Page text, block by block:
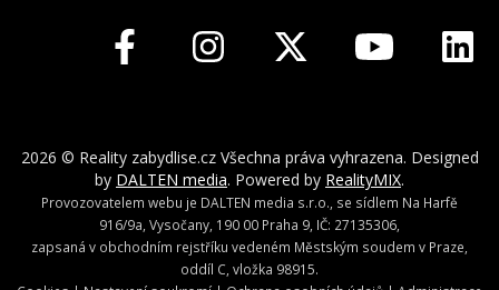
2026 © Reality zabydlise.cz Všechna práva vyhrazena. Designed
by DALTEN media. Powered by RealityMIX.
Provozovatelem webu je DALTEN media s.r.o., se sídlem Na Harfě
916/9a, Vysočany, 190 00 Praha 9, IČ: 27135306,
zapsaná v obchodním rejstříku vedeném Městským soudem v Praze,
oddíl C, vložka 98915.